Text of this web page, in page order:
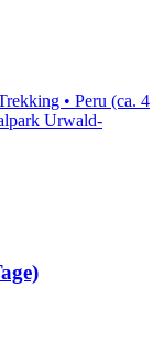
• Peru (ca. 4
Urwald-